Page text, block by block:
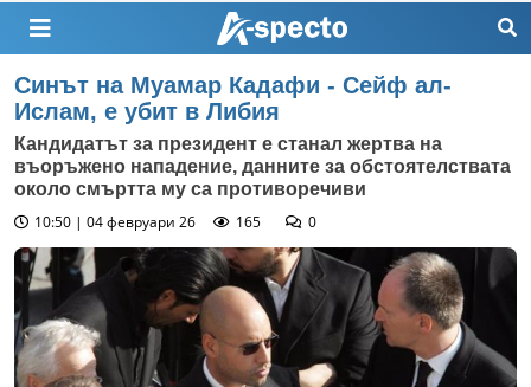
Синът на Муамар Кадафи - Сейф ал-
Ислам, е убит в Либия
Кандидатът за президент е станал жертва на
въоръжено нападение, данните за обстоятелствата
около смъртта му са противоречиви
10:50 | 04 февруари 26
165 0